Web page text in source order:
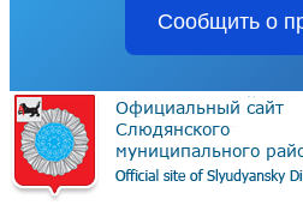
Сообщить о